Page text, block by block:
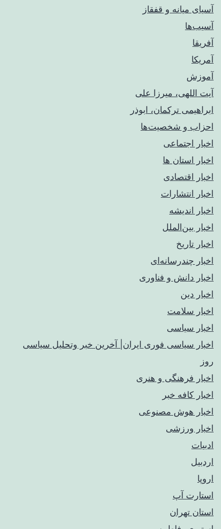
آسیای میانه و قفقاز
آسیب‌ها
آفریقا
آمریکا
آموزش
آیت اللهی، میرزا علی
ابراهیمی ترکمان، ابوذر
احزاب و شخصیت‌ها
اخبار اجتماعی
اخبار استان ها
اخبار اقتصادی
اخبار انتشارات
اخبار اندیشه
اخبار بین‌الملل
اخبار تاریخ
اخبار چندرسانه‌ای
اخبار دانش و فناوری
اخبار دین
اخبار سلامت
اخبار سیاسی
اخبار سیاسی فوری ایران| آخرین خبر وتحلیل سیاسی
روز
اخبار فرهنگی و هنری
اخبار کافه خبر
اخبار هوش مصنوعی
اخبار ورزشی
ادبیات
اردبیل
اروپا
استارت آپ
استان تهران